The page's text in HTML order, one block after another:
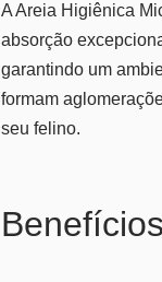
A Areia Higiênica
absorção
garantindo um
formam
seu felino.